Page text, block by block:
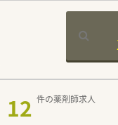
12 件の薬剤師求人